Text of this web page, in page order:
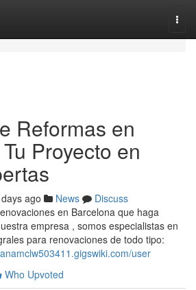
Reformas en
Proyecto en
ago News
Discuss
en Barcelona que haga
empresa , somos especialistas en
para renovaciones de todo tipo:
user
Who Upvoted